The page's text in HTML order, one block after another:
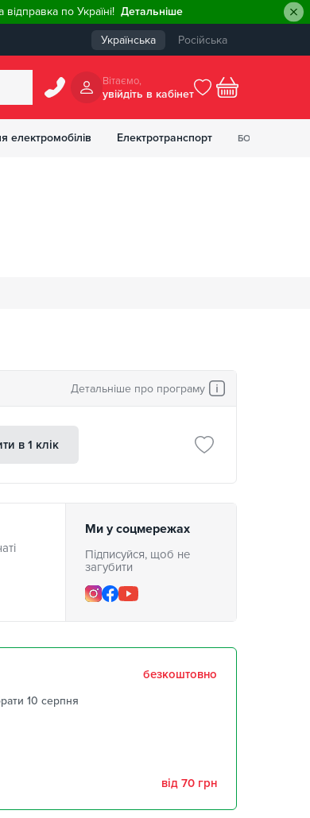
по Україні! Детальніше
Українська Російська
Вiтаємо,
увiйдiть в кабiнет
БОНУСІВ
електромобілів Електротранспорт
Детальніше про програму
в 1 клік
Ми у соцмережах
Підписуйся, щоб не
загубити
безкоштовно
10 серпня
від 70 грн